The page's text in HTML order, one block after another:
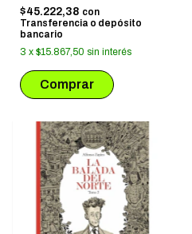
$45.222,38 con
Transferencia o depósito
bancario
3 x $15.867,50 sin interés